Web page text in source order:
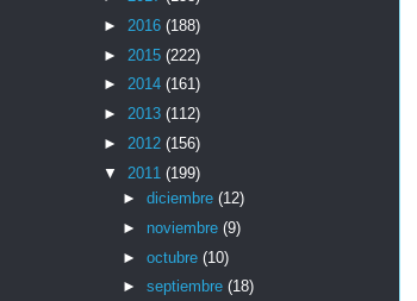
► 2016 (188)
► 2015 (222)
► 2014 (161)
► 2013 (112)
► 2012 (156)
▼ 2011 (199)
► diciembre (12)
► noviembre (9)
► octubre (10)
► septiembre (18)